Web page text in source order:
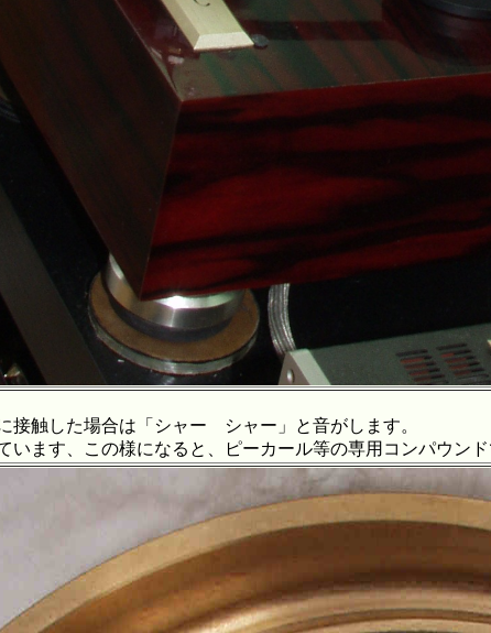
した場合は「シャー シャー」と音がします。
す、この様になると、ピーカール等の専用コンパウン